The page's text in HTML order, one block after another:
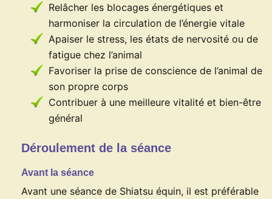
Relâcher les blocages énergétiques et
harmoniser la circulation de l’énergie vitale
Apaiser le stress, les états de nervosité ou de
fatigue chez l’animal
Favoriser la prise de conscience de l’animal de
son propre corps
Contribuer à une meilleure vitalité et bien-être
général
Déroulement de la séance
Avant la séance
Avant une séance de Shiatsu équin, il est préférable